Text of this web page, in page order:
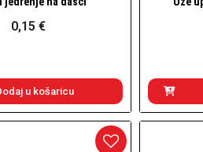
Brzi pogled
0,15 €
u košaricu